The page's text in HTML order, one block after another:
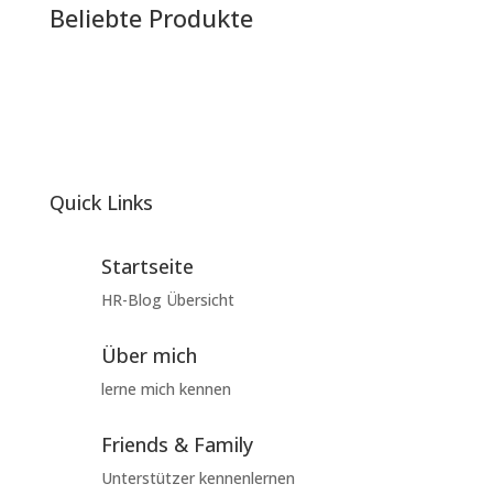
Beliebte Produkte
Quick Links
Startseite
HR-Blog Übersicht
Über mich
lerne mich kennen
Friends & Family
Unterstützer kennenlernen